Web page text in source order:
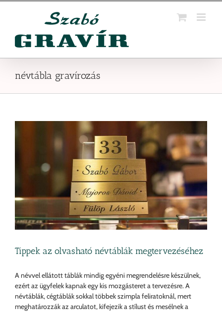
Kihagyás
névtábla gravírozás
Tippek az olvasható névtáblák megtervezéséhez
A névvel ellátott táblák mindig egyéni megrendelésre készülnek,
ezért az ügyfelek kapnak egy kis mozgásteret a tervezésre. A
névtáblák, cégtáblák sokkal többek szimpla feliratoknál, mert
meghatározzák az arculatot, kifejezik a stílust és mesélnek a